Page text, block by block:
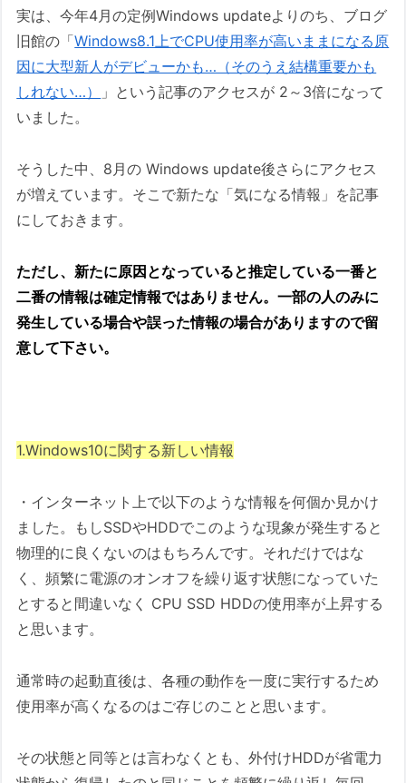
実は、今年4月の定例Windows updateよりのち、ブログ
旧館の「Windows8.1上でCPU使用率が高いままになる原
因に大型新人がデビューかも…（そのうえ結構重要かも
しれない…）
」という記事のアクセスが 2～3倍になって
いました。
そうした中、8月の Windows update後さらにアクセス
が増えています。そこで新たな「気になる情報」を記事
にしておきます。
ただし、新たに原因となっていると推定している一番と
二番の情報は確定情報ではありません。一部の人のみに
発生している場合や誤った情報の場合がありますので留
意して下さい。
1.Windows10に関する新しい情報
・インターネット上で以下のような情報を何個か見かけ
ました。もしSSDやHDDでこのような現象が発生すると
物理的に良くないのはもちろんです。それだけではな
く、頻繁に電源のオンオフを繰り返す状態になっていた
とすると間違いなく CPU SSD HDDの使用率が上昇する
と思います。
通常時の起動直後は、各種の動作を一度に実行するため
使用率が高くなるのはご存じのことと思います。
その状態と同等とは言わなくとも、外付けHDDが省電力